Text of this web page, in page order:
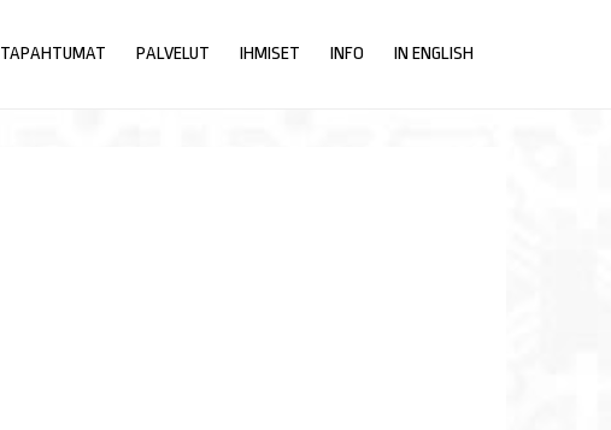
TAPAHTUMAT PALVELUT IHMISET INFO IN ENGLISH